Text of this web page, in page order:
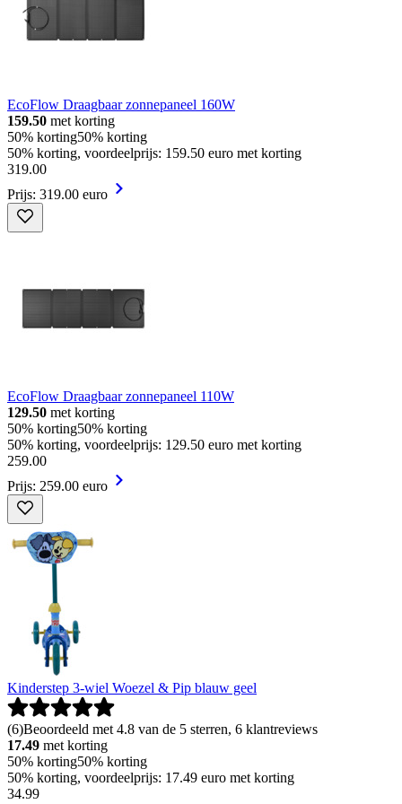
EcoFlow Draagbaar zonnepaneel 160W
159.50 met korting
50% korting50% korting
50% korting, voordeelprijs: 159.50 euro met korting
319.00
Prijs: 319.00 euro
EcoFlow Draagbaar zonnepaneel 110W
129.50 met korting
50% korting50% korting
50% korting, voordeelprijs: 129.50 euro met korting
259.00
Prijs: 259.00 euro
Kinderstep 3-wiel Woezel & Pip blauw geel
(6)Beoordeeld met 4.8 van de 5 sterren, 6 klantreviews
17.49 met korting
50% korting50% korting
50% korting, voordeelprijs: 17.49 euro met korting
34.99